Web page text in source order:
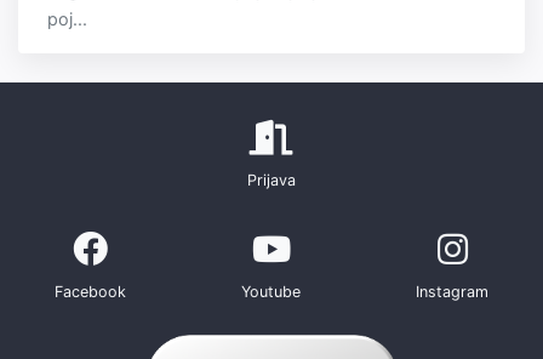
poj...
Prijava
Facebook Youtube Instagram